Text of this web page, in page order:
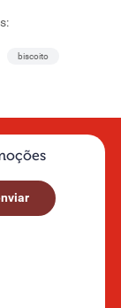
opções light e
atendendo
Confira mais
manteigas e
tamanhos
Para
oferecemos
ou para quem
biscoito